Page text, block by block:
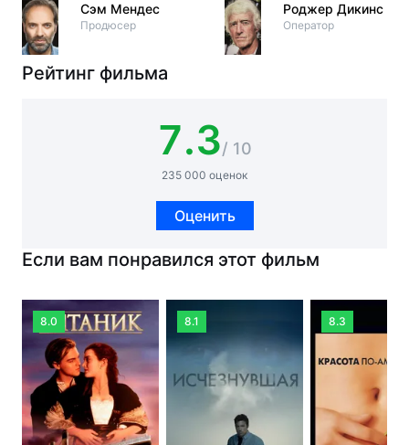
Сэм Мендес
Продюсер
Роджер Дикинс
Оператор
Рейтинг фильма
7.3/ 10
235 000 оценок
Оценить
Если вам понравился этот фильм
8.0 8.1 8.3